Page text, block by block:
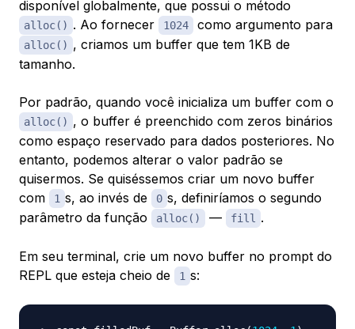
disponível globalmente, que possui o método
alloc() . Ao fornecer 1024 como argumento para
alloc() , criamos um buffer que tem 1KB de
tamanho.
Por padrão, quando você inicializa um buffer com o
alloc() , o buffer é preenchido com zeros binários
como espaço reservado para dados posteriores. No
entanto, podemos alterar o valor padrão se
quisermos. Se quiséssemos criar um novo buffer
com
1 s, ao invés de 0 s, definiríamos o segundo
parâmetro da função
alloc() — fill .
Em seu terminal, crie um novo buffer no prompt do
REPL que esteja cheio de
1 s: